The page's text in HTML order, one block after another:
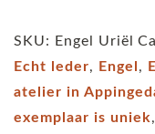
SKU: Engel Uriël
Echt leder, Engel ,
atelier in
exemplaar is uniek,